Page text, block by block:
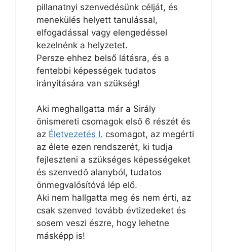
pillanatnyi szenvedésünk célját, és
menekülés helyett tanulással,
elfogadással vagy elengedéssel
kezelnénk a helyzetet.
Persze ehhez belső látásra, és a
fentebbi képességek tudatos
irányítására van szükség!
Aki meghallgatta már a Sirály
önismereti csomagok első 6 részét és
az Életvezetés I. csomagot, az megérti
az élete ezen rendszerét, ki tudja
fejleszteni a szükséges képességeket
és szenvedő alanyból, tudatos
önmegvalósítóvá lép elő.
Aki nem hallgatta meg és nem érti, az
csak szenved tovább évtizedeket és
sosem veszi észre, hogy lehetne
másképp is!